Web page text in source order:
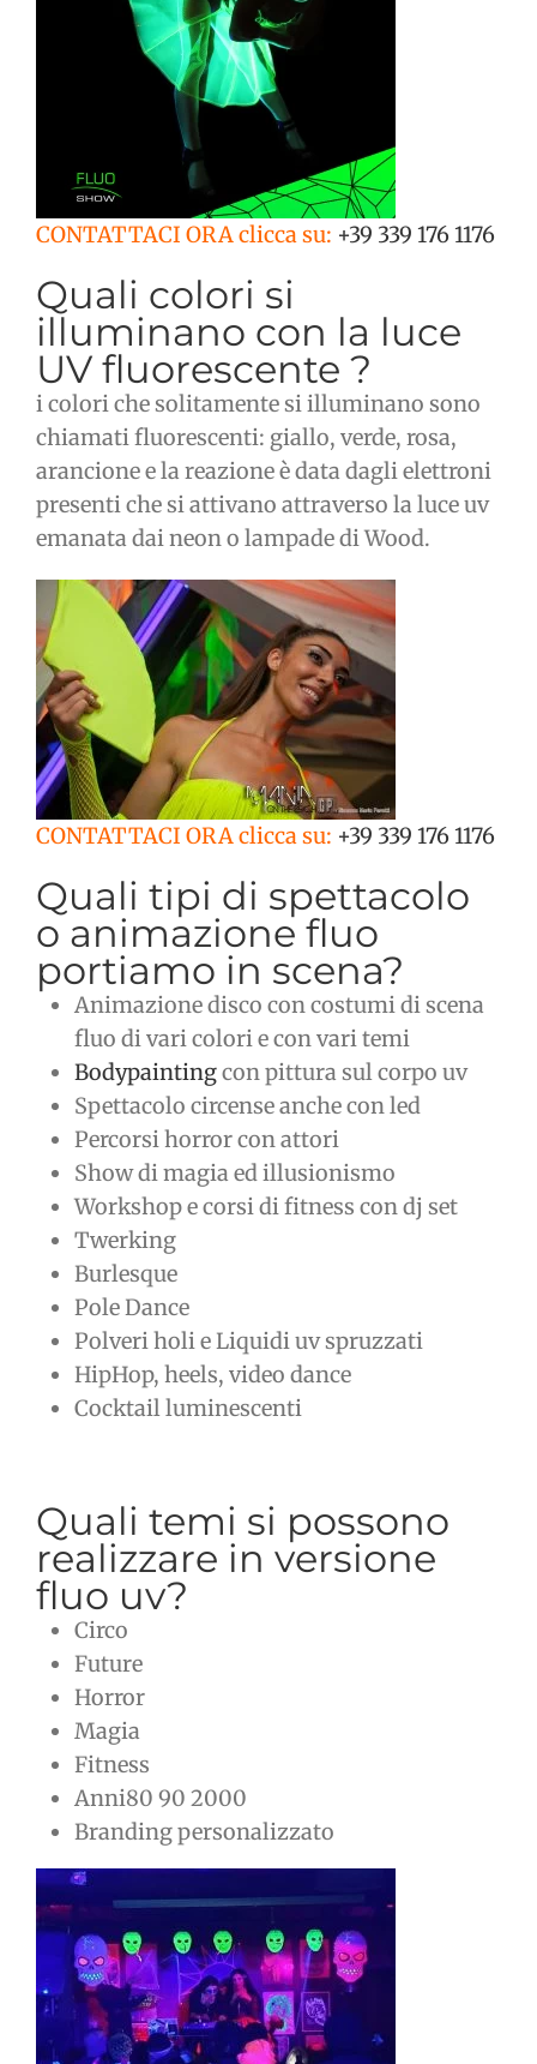
CONTATTACI ORA clicca su: +39 339 176 1176
Quali colori si
illuminano con la luce
UV fluorescente ?
i colori che solitamente si illuminano sono
chiamati fluorescenti: giallo, verde, rosa,
arancione e la reazione è data dagli elettroni
presenti che si attivano attraverso la luce uv
emanata dai neon o lampade di Wood.
CONTATTACI ORA clicca su: +39 339 176 1176
Quali tipi di spettacolo
o animazione fluo
portiamo in scena?
Animazione disco con costumi di scena
fluo di vari colori e con vari temi
Bodypaintingcon pittura sul corpo uv
Spettacolo circense anche con led
Percorsi horror con attori
Show di magia ed illusionismo
Workshop e corsi di fitness con dj set
Twerking
Burlesque
Pole Dance
Polveri holi e Liquidi uv spruzzati
HipHop, heels, video dance
Cocktail luminescenti
Quali temi si possono
realizzare in versione
fluo uv?
Circo
Future
Horror
Magia
Fitness
Anni80 90 2000
Branding personalizzato